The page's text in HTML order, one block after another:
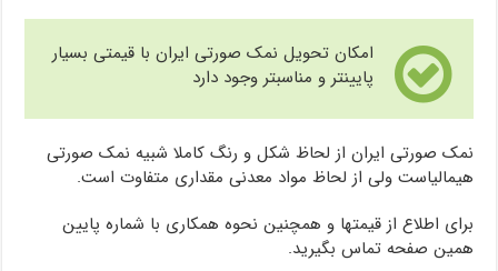
امکان تحویل نمک صورتی ایران با قیمتی بسیار
پایینتر و مناسبتر وجود دارد
نمک صورتی ایران از لحاظ شکل و رنگ کاملا شبیه نمک صورتی
هیمالیاست ولی از لحاظ مواد معدنی مقداری متفاوت است.
برای اطلاع از قیمتها و همچنین نحوه همکاری با شماره پایین
همین صفحه تماس بگیرید.